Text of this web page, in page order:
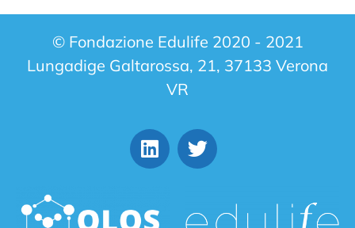
© Fondazione Edulife 2020 - 2021
Lungadige Galtarossa, 21, 37133 Verona
VR